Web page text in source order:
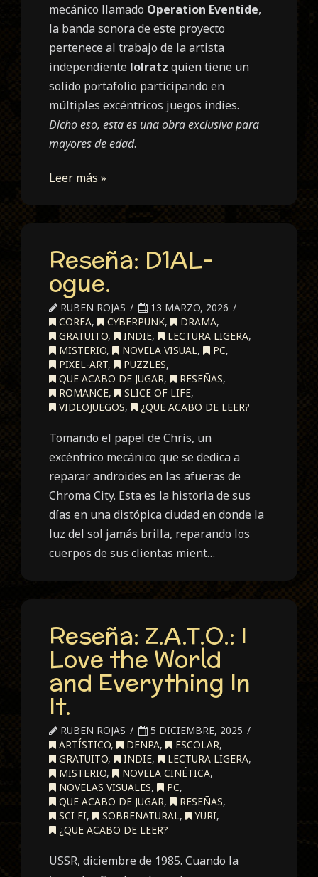
mecánico llamado Operation Eventide,
la banda sonora de este proyecto
pertenece al trabajo de la artista
independiente lolratz quien tiene un
solido portafolio participando en
múltiples excéntricos juegos indies.
Dicho eso, esta es una obra exclusiva para
mayores de edad.
Leer más »
Reseña: D1AL-
ogue.
RUBEN ROJAS
13 MARZO, 2026
COREA, CYBERPUNK, DRAMA,
GRATUITO, INDIE, LECTURA LIGERA,
MISTERIO, NOVELA VISUAL, PC,
PIXEL-ART, PUZZLES,
QUE ACABO DE JUGAR, RESEÑAS,
ROMANCE, SLICE OF LIFE,
VIDEOJUEGOS, ¿QUE ACABO DE LEER?
Tomando el papel de Chris, un
excéntrico mecánico que se dedica a
reparar androides en las afueras de
Chroma City. Esta es la historia de sus
días en una distópica ciudad en donde la
luz del sol jamás brilla, reparando los
cuerpos de sus clientas mient…
Reseña: Z.A.T.O.: I
Love the World
and Everything In
It.
RUBEN ROJAS
5 DICIEMBRE, 2025
ARTÍSTICO, DENPA, ESCOLAR,
GRATUITO, INDIE, LECTURA LIGERA,
MISTERIO, NOVELA CINÉTICA,
NOVELAS VISUALES, PC,
QUE ACABO DE JUGAR, RESEÑAS,
SCI FI, SOBRENATURAL, YURI,
¿QUE ACABO DE LEER?
USSR, diciembre de 1985. Cuando la